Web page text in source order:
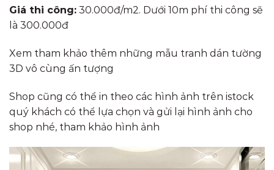
Giá thi công: 30.000đ/m2. Dưới 10m phí thi công sẽ
là 300.000đ
Xem tham khảo thêm những mẫu tranh dán tường
3D vô cùng ấn tượng
Shop cũng có thể in theo các hình ảnh trên istock
quý khách có thể lựa chọn và gửi lại hình ảnh cho
shop nhé, tham khảo hình ảnh